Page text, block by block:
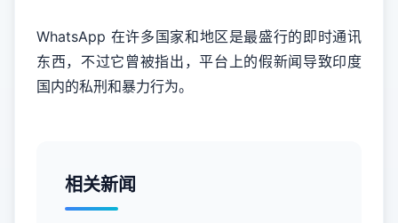
WhatsApp 在许多国家和地区是最盛行的即时通讯
东西，不过它曾被指出，平台上的假新闻导致印度
国内的私刑和暴力行为。
相关新闻